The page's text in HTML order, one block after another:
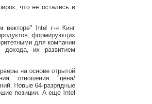
что не остались в
Intel г-н Кинг
формирующих
для компании
дохода, их развитием
на основе отрытой
отношения "цена/
Новые 64-разрядные
позиции. А еще Intel